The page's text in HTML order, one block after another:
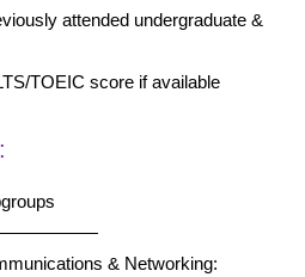
attended undergraduate &
TOEIC score if available
& Networking: